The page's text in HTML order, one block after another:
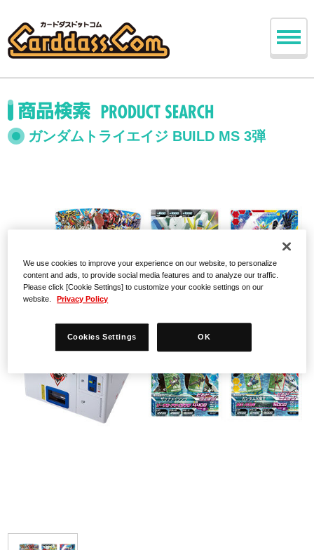
ガンダムトライエイジ BUILD MS 3弾
We use cookies to improve your experience on our website, to personalize
content and ads, to provide social media features and to analyze our traffic.
Please click [Cookie Settings] to customize your cookie settings on our
website.
Privacy Policy
Cookies Settings OK